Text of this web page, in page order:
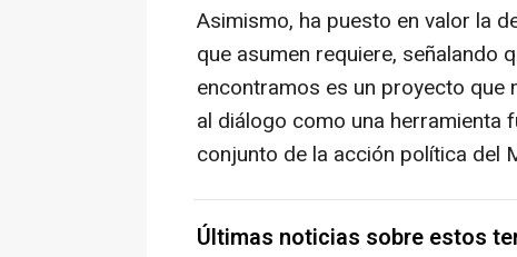
Asimismo, ha puesto en valor la
que asumen requiere, señalando
encontramos es un proyecto que
al diálogo como una herramienta
conjunto de la acción política del
Últimas noticias sobre estos